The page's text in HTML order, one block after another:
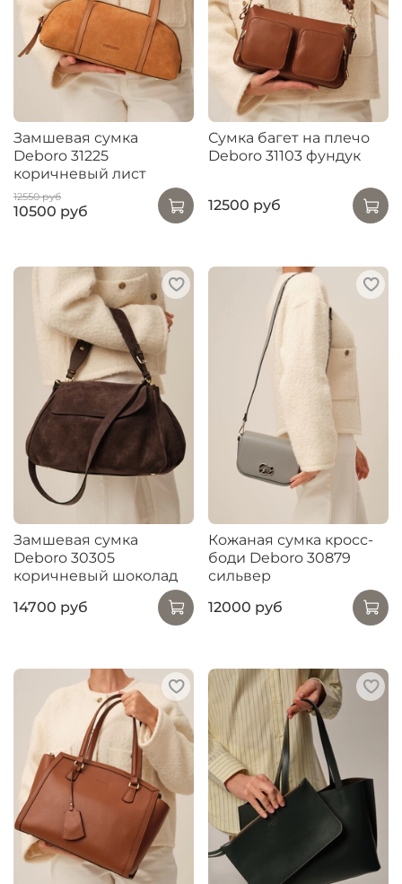
Замшевая сумка
Deboro 31225
коричневый лист
12550 руб
10500 руб
Сумка багет на плечо
Deboro 31103 фундук
12500 руб
Замшевая сумка
Deboro 30305
коричневый шоколад
14700 руб
Кожаная сумка кросс-
боди Deboro 30879
сильвер
12000 руб